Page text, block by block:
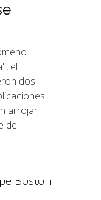
el
dos
arrojar
de